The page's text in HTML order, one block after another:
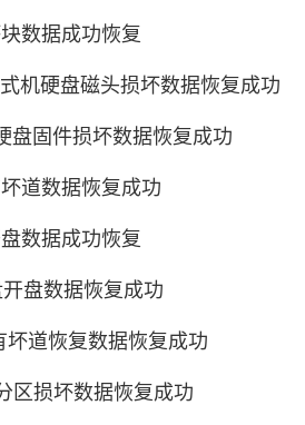
数据成功恢复
机硬盘磁头损坏数据恢复成功
盘固件损坏数据恢复成功
道数据恢复成功
数据成功恢复
盘数据恢复成功
道恢复数据恢复成功
区损坏数据恢复成功